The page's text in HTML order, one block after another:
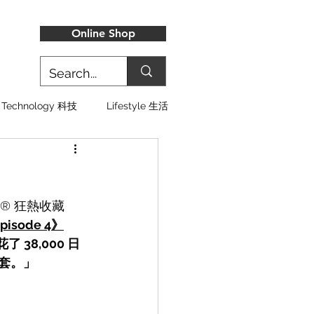
Online Shop
Technology 科技 Lifestyle 生活
狂熱收藏
4》
了 38,000 日
。」